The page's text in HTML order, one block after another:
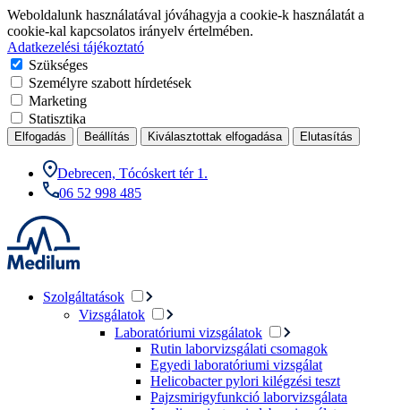
Weboldalunk használatával jóváhagyja a cookie-k használatát a
cookie-kal kapcsolatos irányelv értelmében.
Adatkezelési tájékoztató
Szükséges
Személyre szabott hírdetések
Marketing
Statisztika
Elfogadás Beállítás Kiválasztottak elfogadása Elutasítás
Debrecen, Tócóskert tér 1.
06 52 998 485
Szolgáltatások
Vizsgálatok
Laboratóriumi vizsgálatok
Rutin laborvizsgálati csomagok
Egyedi laboratóriumi vizsgálat
Helicobacter pylori kilégzési teszt
Pajzsmirigyfunkció laborvizsgálata